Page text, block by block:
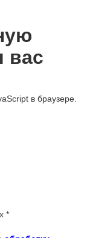
вас
в браузере.
*